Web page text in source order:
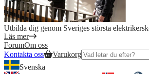
Utbilda dig genom Sveriges största
Läs mer
ForumOm oss
Kontakta oss
Varukorg
Svenska